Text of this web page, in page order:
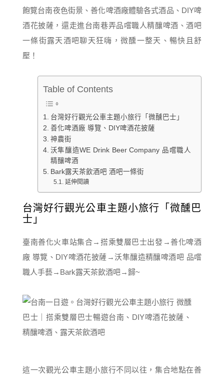
飽覽台南夜色街景、善化啤酒廠體驗各式酒品、DIY啤
酒花披薩，還走進台南巷弄品嚐職人精釀啤酒、酒吧
一條街露天酒吧聊天狂嗨，微醺一整天、暢快且舒
壓！
Table of Contents
台灣好行觀光公車主題小旅行「微醺巴士」
善化啤酒廠 導覽、DIY啤酒花披薩
神農街
沃隼釀造WE Drink Beer Company 品嚐職人
精釀啤酒
Bark露天茶飲酒吧 酒吧一條街
延伸閱讀
台灣好行觀光公車主題小旅行「微醺巴
士」
臺南善化火車站集合→搭乘雙層巴士出發→善化啤酒
廠 導覽、DIY啤酒花披薩→沃隼釀造精釀啤酒吧 品嚐
職人手藝→Bark露天茶飲酒吧→歸~
這一次觀光公車主題小旅行不同以往，集合地點在善